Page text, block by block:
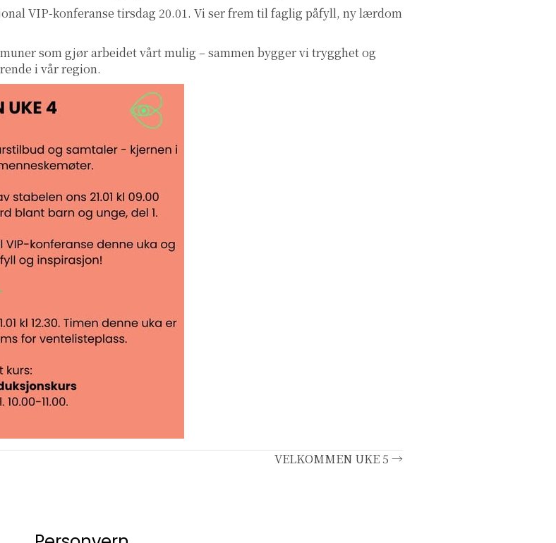
VIP-konferanse tirsdag 20.01. Vi ser frem til faglig påfyll, ny lærdom
som gjør arbeidet vårt mulig – sammen bygger vi trygghet og
i vår region.
VELKOMMEN UKE 5 →